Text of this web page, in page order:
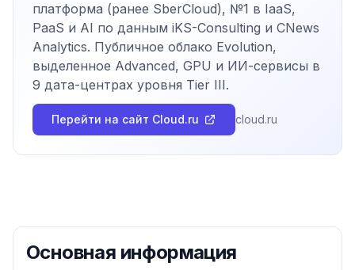
платформа (ранее SberCloud), №1 в IaaS,
PaaS и AI по данным iKS-Consulting и CNews
Analytics. Публичное облако Evolution,
выделенное Advanced, GPU и ИИ-сервисы в
9 дата-центрах уровня Tier III.
Перейти на сайт Cloud.ru cloud.ru
Основная информация